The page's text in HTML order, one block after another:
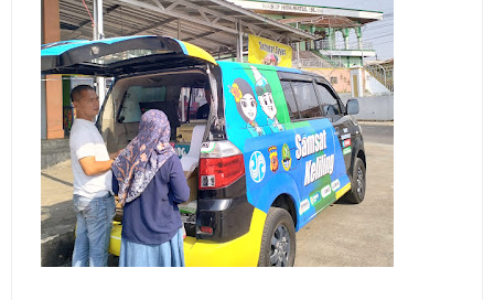
12 Ribu Liter
Uniku Jadi Tuan Rumah Pendampingan Penyusunan
Dokumen SPMI
Sudahkah Kita Merdeka Dari Hawa Nafsu?
Info Sembako di Pasar Kepuh Kuningan Kamis 6
Agustus 2026, Daging Naik, Telur Turun
Agenda Kegiatan Bupati Kuningan Jumat 7 Agustus
2026 Ada Tiga, Tapi yang Bakal Dihadiri Hanya Satu
Ini Empat Lokasi Samsat Keliling Kuningan Jumat 7
Agustus 2026